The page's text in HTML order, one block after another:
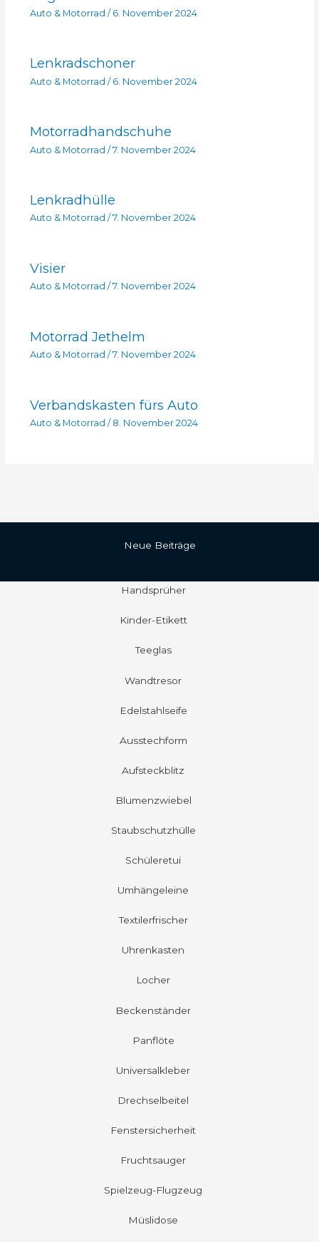
Auto & Motorrad / 6. November 2024
Lenkradschoner
Auto & Motorrad / 6. November 2024
Motorradhandschuhe
Auto & Motorrad /7. November 2024
Lenkradhülle
Auto & Motorrad / 7. November 2024
Visier
Auto & Motorrad / 7. November 2024
Motorrad Jethelm
Auto & Motorrad / 7. November 2024
Verbandskasten fürs Auto
Auto & Motorrad / 8. November 2024
Neue Beiträge
Handsprüher
Kinder-Etikett
Teeglas
Wandtresor
Edelstahlseife
Ausstechform
Aufsteckblitz
Blumenzwiebel
Staubschutzhülle
Schüleretui
Umhängeleine
Textilerfrischer
Uhrenkasten
Locher
Beckenständer
Panflöte
Universalkleber
Drechselbeitel
Fenstersicherheit
Fruchtsauger
Spielzeug-Flugzeug
Müslidose